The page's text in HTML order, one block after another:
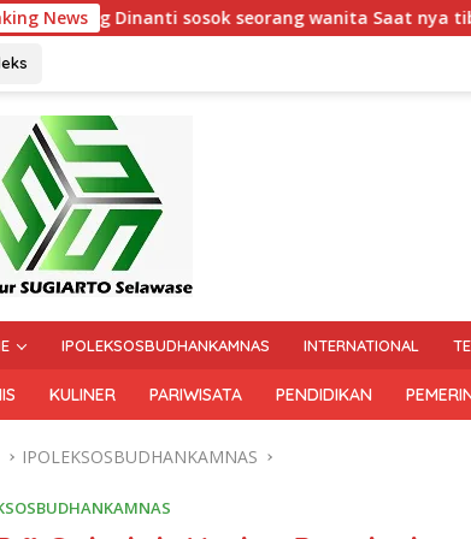
News
seorang wanita Saat nya tiba .kini sebuah
IPOLEKSOSBUDHANKAMNAS INTERNATIONAL
KULINER PARIWISATA PENDIDIKAN
IPOLEKSOSBUDHANKAMNAS